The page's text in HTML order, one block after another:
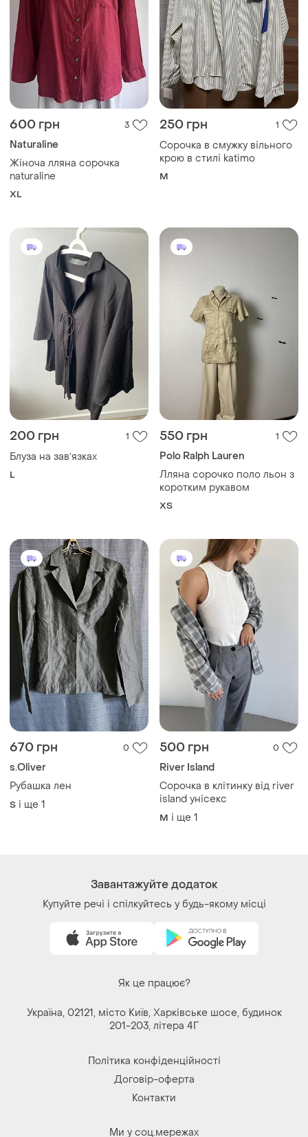
600 грн 3
Naturaline
Жіноча лляна сорочка
naturaline
XL
250 грн 1
Сорочка в смужку вільного
крою в стилі katimo
M
200 грн 1
Блуза на завʼязках
L
550 грн 1
Polo Ralph Lauren
Лляна сорочко поло льон з
коротким рукавом
ХS
670 грн 0
s.Oliver
Рубашка лен
S і ще 1
500 грн 0
River Island
Сорочка в клітинку від river
island унісекс
M і ще 1
Завантажуйте додаток
Купуйте речі і спілкуйтесь у будь-якому місці
Як це працює?
Україна, 02121, місто Київ, Харківське шосе, будинок
201-203, літера 4Г
Політика конфіденційності
Договір-оферта
Контакти
Ми у соц.мережах